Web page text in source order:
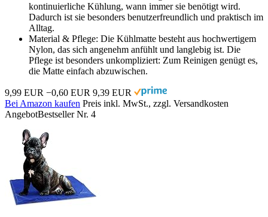
kontinuierliche Kühlung, wann immer sie benötigt wird.
Dadurch ist sie besonders benutzerfreundlich und praktisch im
Alltag.
Material & Pflege: Die Kühlmatte besteht aus hochwertigem
Nylon, das sich angenehm anfühlt und langlebig ist. Die
Pflege ist besonders unkompliziert: Zum Reinigen genügt es,
die Matte einfach abzuwischen.
9,99 EUR −0,60 EUR 9,39 EUR
Bei Amazon kaufen Preis inkl. MwSt., zzgl. Versandkosten
AngebotBestseller Nr. 4